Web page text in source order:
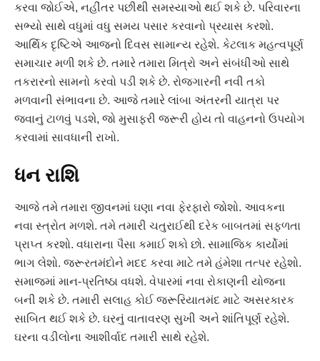
કરવા જોઈએ, નહીંતર પછીથી સમસ્યાઓ થઈ શકે છે. પરિવારના
સભ્યો સાથે વધુમાં વધુ સમય પસાર કરવાનો પ્રયાસ કરશો.
આર્થિક દૃષ્ટિએ આજનો દિવસ સામાન્ય રહેશે. કેટલાક મહત્વપૂર્ણ
સમાચાર મળી શકે છે. તમારે તમારા મિત્રો અને સંબંધીઓ સાથે
તકરારનો સામનો કરવો પડી શકે છે. રોજગારની નવી તકો
મળવાની સંભાવના છે. આજે તમારે લાંબા અંતરની યાત્રા પર
જવાનું ટાળવું પડશે, જો મુસાફરી જરૂરી હોય તો વાહનનો ઉપયોગ
કરવામાં સાવધાની રાખો.
ધન રાશિ
આજે તમે તમારા જીવનમાં ઘણા નવા ફેરફારો જોશો. આવકના
નવા સ્ત્રોત મળશે. તમે તમારી ચતુરાઈથી દરેક બાબતમાં સફળતા
પ્રાપ્ત કરશો. વધારાના પૈસા કમાઈ શકો છો. સામાજિક કાર્યોમાં
ભાગ લેશો. જરૂરતમંદોને મદદ કરવા માટે તમે હંમેશા તત્પર રહેશો.
સમાજમાં માન-પ્રતિષ્ઠા વધશે. વેપારમાં નવા રોકાણની યોજના
બની શકે છે. તમારી સલાહ કોઈ જરૂરિયાતમંદ માટે અસરકારક
સાબિત થઈ શકે છે. ઘરનું વાતાવરણ સુખી અને શાંતિપૂર્ણ રહેશે.
ઘરના વડીલોના આશીર્વાદ તમારી સાથે રહેશે.